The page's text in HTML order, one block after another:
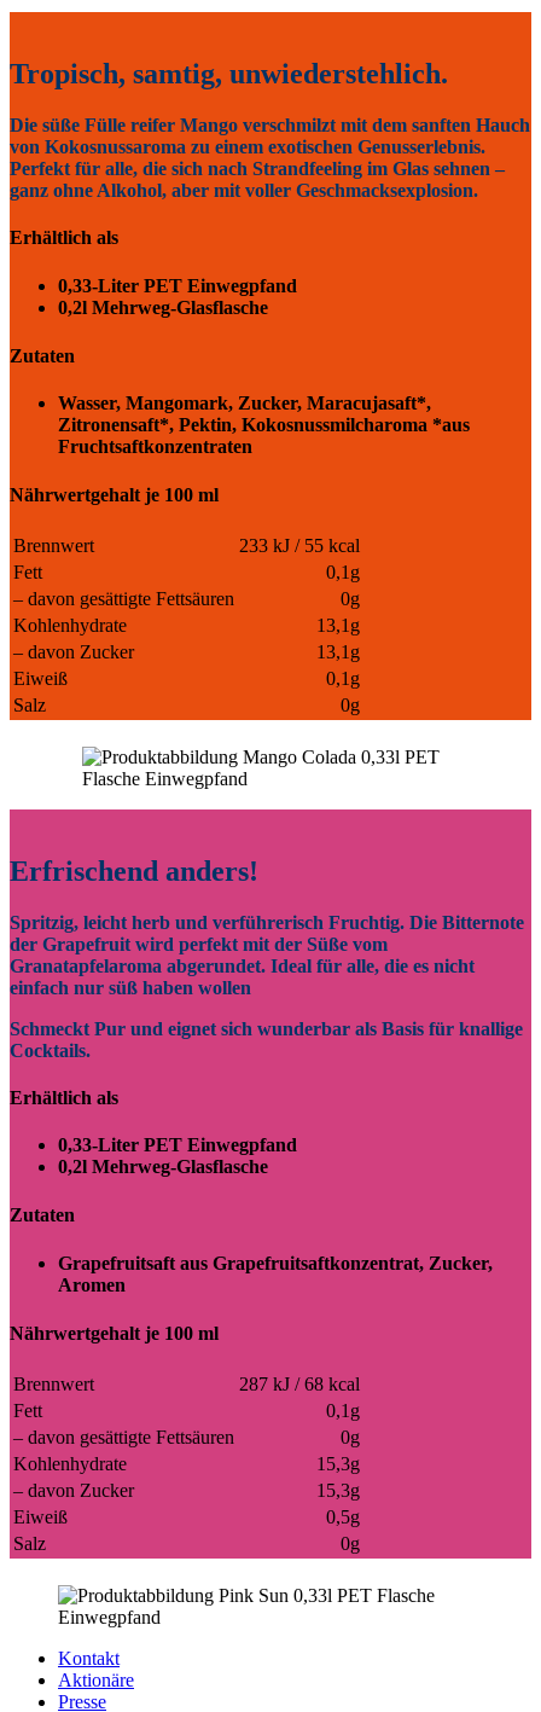
Tropisch, samtig, unwiederstehlich.
Die süße Fülle reifer Mango verschmilzt mit dem sanften Hauch
von Kokosnussaroma zu einem exotischen Genusserlebnis.
Perfekt für alle, die sich nach Strandfeeling im Glas sehnen –
ganz ohne Alkohol, aber mit voller Geschmacksexplosion.
Erhältlich als
0,33-Liter PET Einwegpfand
0,2l Mehrweg-Glasflasche
Zutaten
Wasser, Mangomark, Zucker, Maracujasaft*,
Zitronensaft*, Pektin, Kokosnussmilcharoma *aus
Fruchtsaftkonzentraten
Nährwertgehalt je 100 ml
Brennwert
233 kJ / 55 kcal
Fett
0,1g
– davon gesättigte Fettsäuren
0g
Kohlenhydrate
13,1g
– davon Zucker
13,1g
Eiweiß
0,1g
Salz
0g
Erfrischend anders!
Spritzig, leicht herb und verführerisch Fruchtig. Die Bitternote
der Grapefruit wird perfekt mit der Süße vom
Granatapfelaroma abgerundet. Ideal für alle, die es nicht
einfach nur süß haben wollen
Schmeckt Pur und eignet sich wunderbar als Basis für knallige
Cocktails.
Erhältlich als
0,33-Liter PET Einwegpfand
0,2l Mehrweg-Glasflasche
Zutaten
Grapefruitsaft aus Grapefruitsaftkonzentrat, Zucker,
Aromen
Nährwertgehalt je 100 ml
Brennwert
287 kJ / 68 kcal
Fett
0,1g
– davon gesättigte Fettsäuren
0g
Kohlenhydrate
15,3g
– davon Zucker
15,3g
Eiweiß
0,5g
Salz
0g
Kontakt
Aktionäre
Presse